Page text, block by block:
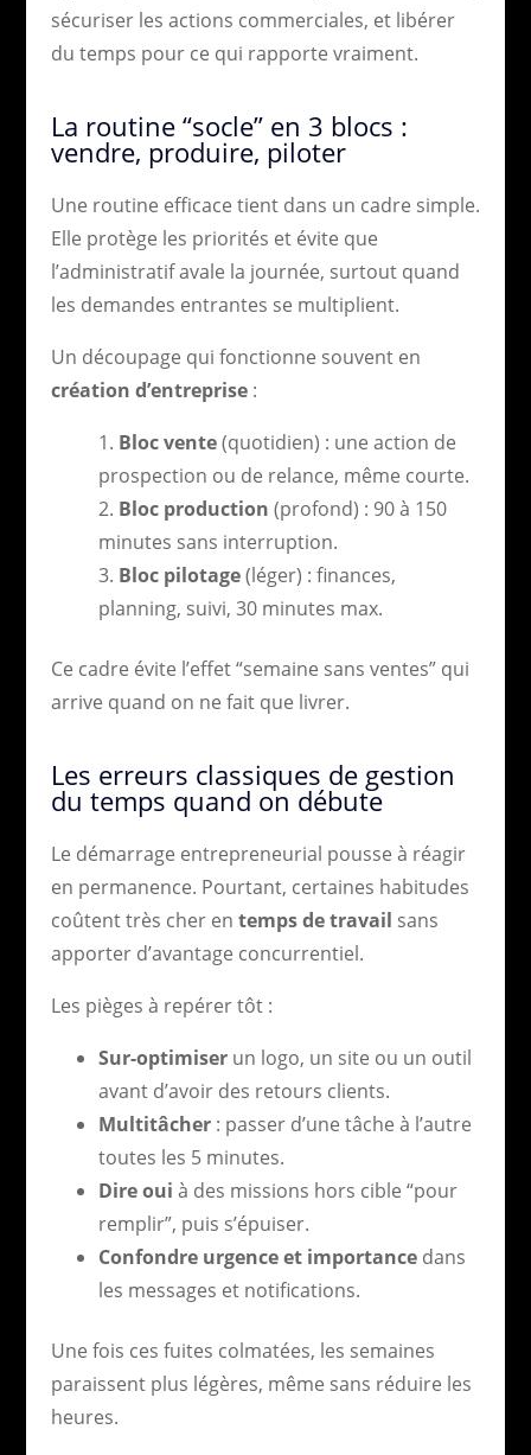
sécuriser les actions commerciales, et libérer
du temps pour ce qui rapporte vraiment.
La routine “socle” en 3 blocs :
vendre, produire, piloter
Une routine efficace tient dans un cadre simple.
Elle protège les priorités et évite que
l’administratif avale la journée, surtout quand
les demandes entrantes se multiplient.
Un découpage qui fonctionne souvent en
création d’entreprise:
Bloc vente(quotidien) : une action de
prospection ou de relance, même courte.
Bloc production (profond) : 90 à 150
minutes sans interruption.
Bloc pilotage(léger) : finances,
planning, suivi, 30 minutes max.
Ce cadre évite l’effet “semaine sans ventes” qui
arrive quand on ne fait que livrer.
Les erreurs classiques de gestion
du temps quand on débute
Le démarrage entrepreneurial pousse à réagir
en permanence. Pourtant, certaines habitudes
coûtent très cher en temps de travail sans
apporter d’avantage concurrentiel.
Les pièges à repérer tôt :
Sur-optimiserun logo, un site ou un outil
avant d’avoir des retours clients.
Multitâcher: passer d’une tâche à l’autre
toutes les 5 minutes.
Dire oui à des missions hors cible “pour
remplir”, puis s’épuiser.
Confondre urgence et importancedans
les messages et notifications.
Une fois ces fuites colmatées, les semaines
paraissent plus légères, même sans réduire les
heures.